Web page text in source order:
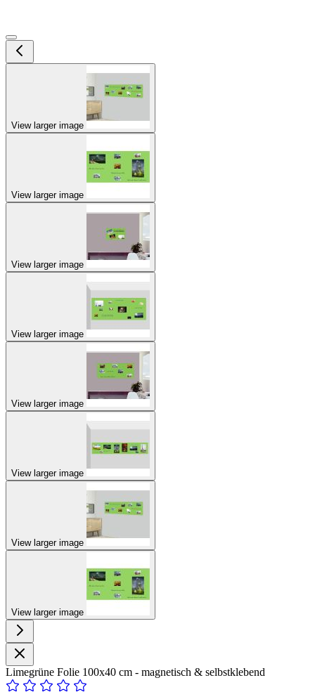
View larger image
View larger image
View larger image
View larger image
View larger image
View larger image
View larger image
View larger image
Limegrüne Folie 100x40 cm - magnetisch & selbstklebend